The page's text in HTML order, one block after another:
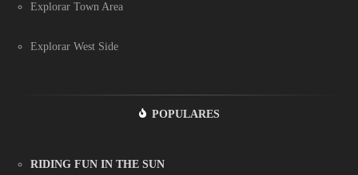
Explorar Town Area
Explorar West Side
POPULARES
RIDING FUN IN THE SUN